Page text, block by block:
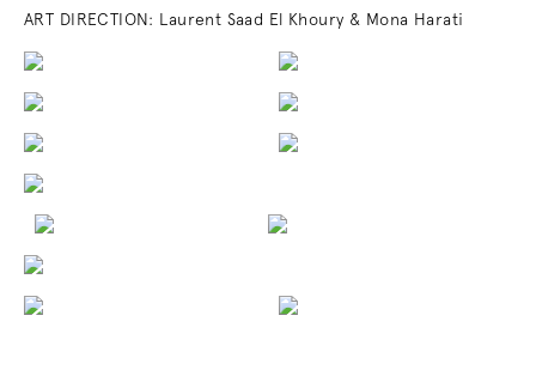
ART DIRECTION: Laurent Saad El Khoury & Mona Harati